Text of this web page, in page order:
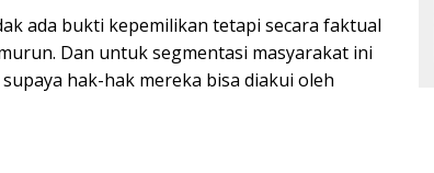
ada bukti kepemilikan tetapi secara faktual
Dan untuk segmentasi masyarakat ini
hak-hak mereka bisa diakui oleh